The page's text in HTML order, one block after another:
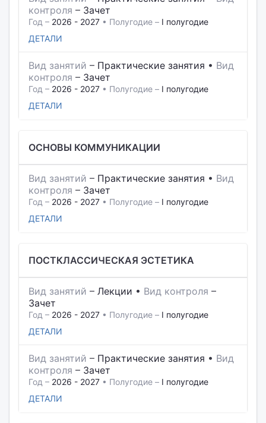
контроля – Зачет
Год – 2026 - 2027 • Полугодие – I полугодие
ДЕТАЛИ
Вид занятий – Практические занятия • Вид
контроля – Зачет
Год – 2026 - 2027 • Полугодие – I полугодие
ДЕТАЛИ
ОСНОВЫ КОММУНИКАЦИИ
Вид занятий – Практические занятия • Вид
контроля – Зачет
Год – 2026 - 2027 • Полугодие – I полугодие
ДЕТАЛИ
ПОСТКЛАССИЧЕСКАЯ ЭСТЕТИКА
Вид занятий – Лекции • Вид контроля –
Зачет
Год – 2026 - 2027 • Полугодие – I полугодие
ДЕТАЛИ
Вид занятий – Практические занятия • Вид
контроля – Зачет
Год – 2026 - 2027 • Полугодие – I полугодие
ДЕТАЛИ